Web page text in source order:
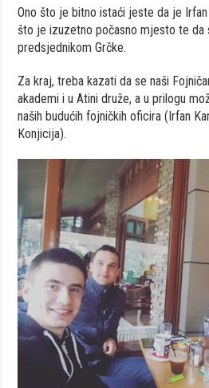
Ono što je bitno istaći jeste da je
što je izuzetno počasno mjesto te da
predsjednikom Grčke.
Za kraj, treba kazati da se naši
akademi i u Atini druže, a u prilogu
naših budućih fojničkih oficira (Irfan
Konjicija).